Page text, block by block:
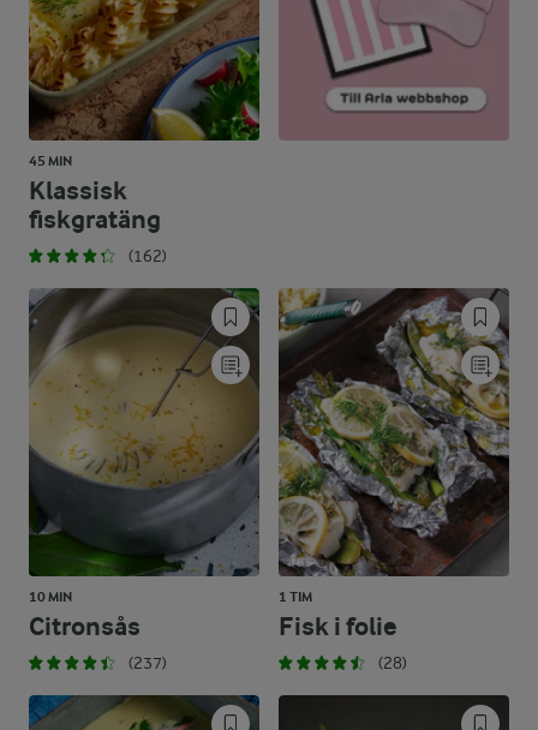
45 MIN
Klassisk
fiskgratäng
(162)
10 MIN
Citronsås
(237)
1 TIM
Fisk i folie
(28)